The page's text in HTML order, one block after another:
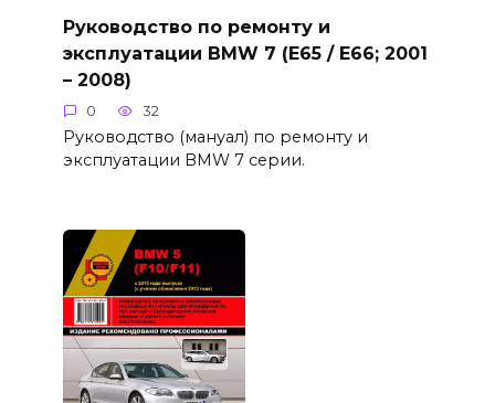
Руководство по ремонту и
эксплуатации BMW 7 (E65 / E66; 2001
– 2008)
0 32
Руководство (мануал) по ремонту и
эксплуатации BMW 7 серии.